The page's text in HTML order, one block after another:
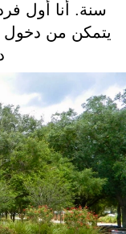
سنة. أنا أول
يتمكن من دخول